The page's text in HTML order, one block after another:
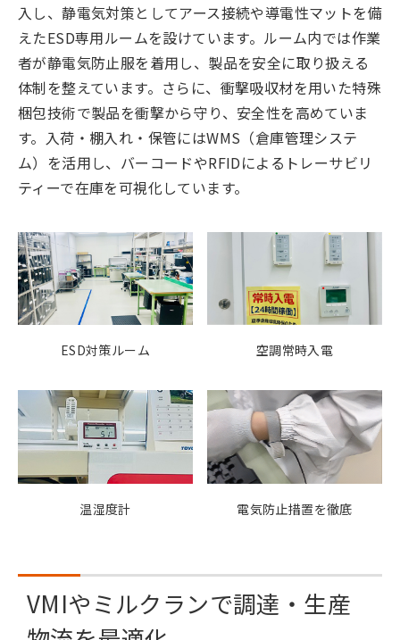
入し、静電気対策としてアース接続や導電性マットを備
えたESD専用ルームを設けています。ルーム内では作業
者が静電気防止服を着用し、製品を安全に取り扱える
体制を整えています。さらに、衝撃吸収材を用いた特殊
梱包技術で製品を衝撃から守り、安全性を高めていま
す。入荷・棚入れ・保管にはWMS（倉庫管理システ
ム）を活用し、バーコードやRFIDによるトレーサビリ
ティーで在庫を可視化しています。
ESD対策ルーム 空調常時入電
温湿度計 電気防止措置を徹底
VMIやミルクランで調達・生産